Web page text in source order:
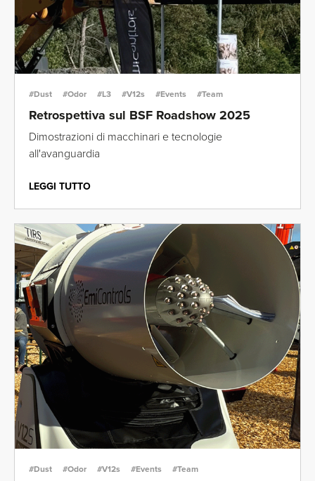
#Dust #Odor #L3 #V12s #Events #Team
Retrospettiva sul BSF Roadshow 2025
Dimostrazioni di macchinari e tecnologie
all'avanguardia
LEGGI TUTTO
#Dust #Odor #V12s #Events #Team